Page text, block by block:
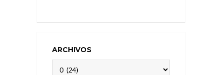
ARCHIVOS